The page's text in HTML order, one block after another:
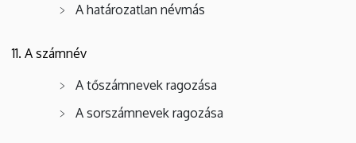
A határozatlan névmás
11. A számnév
A tőszámnevek ragozása
A sorszámnevek ragozása